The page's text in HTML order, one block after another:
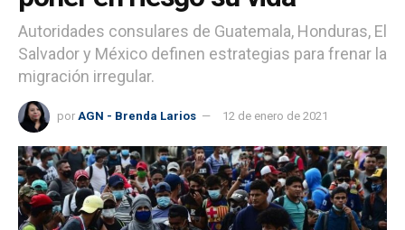
Autoridades consulares de Guatemala, Honduras, El
Salvador y México definen estrategias para frenar la
migración irregular.
por AGN - Brenda Larios 12 de enero de 2021